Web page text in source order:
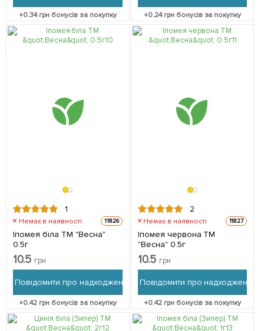
+0.34грн бонусів за покупку +0.24грн бонусів за покупку
1
Немає в наявності 11826
Іпомея біла ТМ "Весна"
0.5г
10.5 грн
Повідомити про надходження
+0.42 грн бонусів за покупку
2
Немає в наявності 11827
Іпомея червона ТМ
"Весна" 0.5г
10.5 грн
Повідомити про надходження
+0.42грн бонусів за покупку